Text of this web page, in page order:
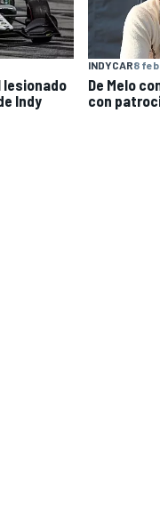
lesionado
Indy
INDYCAR8 feb
De Melo
con